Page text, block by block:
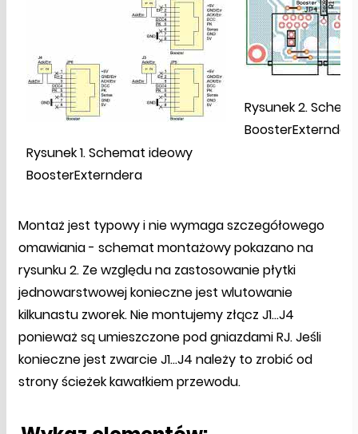
Rysunek 1. Schemat ideowy
BoosterExterndera
Rysunek 2.
Montaż jest typowy i nie wymaga szczegółowego
omawiania - schemat montażowy pokazano na
rysunku 2. Ze względu na zastosowanie płytki
jednowarstwowej konieczne jest wlutowanie
kilkunastu zworek. Nie montujemy złącz J1...J4
ponieważ są umieszczone pod gniazdami RJ. Jeśli
konieczne jest zwarcie J1...J4 należy to zrobić od
strony ścieżek kawałkiem przewodu.